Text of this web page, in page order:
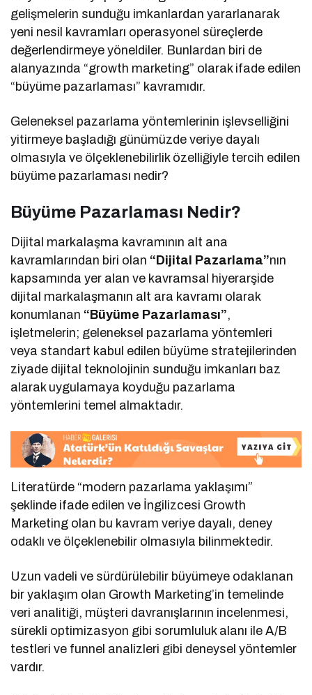
gelişmelerin sunduğu imkanlardan yararlanarak
yeni nesil kavramları operasyonel süreçlerde
değerlendirmeye yöneldiler. Bunlardan biri de
alanyazında “growth marketing” olarak ifade edilen
“büyüme pazarlaması” kavramıdır.
Geleneksel pazarlama yöntemlerinin işlevselliğini
yitirmeye başladığı günümüzde veriye dayalı
olmasıyla ve ölçeklenebilirlik özelliğiyle tercih edilen
büyüme pazarlaması nedir?
Büyüme Pazarlaması Nedir?
Dijital markalaşma kavramının alt ana
kavramlarından biri olan “Dijital Pazarlama”nın
kapsamında yer alan ve kavramsal hiyerarşide
dijital markalaşmanın alt ara kavramı olarak
konumlanan “Büyüme Pazarlaması”,
işletmelerin; geleneksel pazarlama yöntemleri
veya standart kabul edilen büyüme stratejilerinden
ziyade dijital teknolojinin sunduğu imkanları baz
alarak uygulamaya koyduğu pazarlama
yöntemlerini temel almaktadır.
Literatürde “modern pazarlama yaklaşımı”
şeklinde ifade edilen ve İngilizcesi Growth
Marketing olan bu kavram veriye dayalı, deney
odaklı ve ölçeklenebilir olmasıyla bilinmektedir.
Uzun vadeli ve sürdürülebilir büyümeye odaklanan
bir yaklaşım olan Growth Marketing’in temelinde
veri analitiği, müşteri davranışlarının incelenmesi,
sürekli optimizasyon gibi sorumluluk alanı ile A/B
testleri ve funnel analizleri gibi deneysel yöntemler
vardır.